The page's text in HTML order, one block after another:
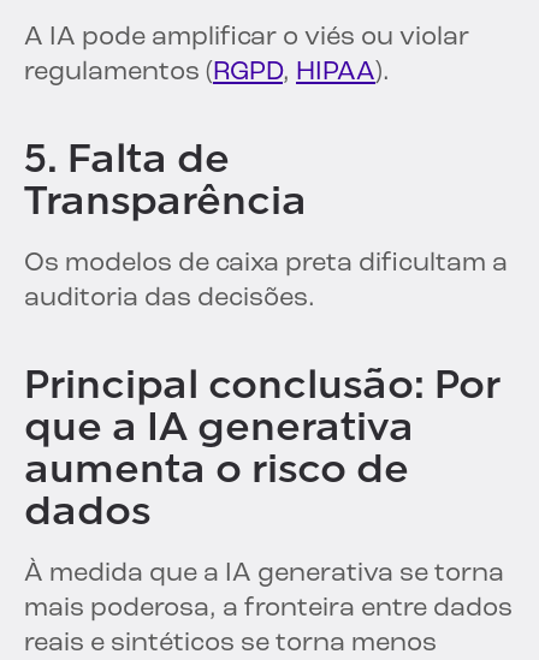
A IA pode amplificar o viés ou violar
regulamentos (RGPD, HIPAA).
5. Falta de
Transparência
Os modelos de caixa preta dificultam a
auditoria das decisões.
Principal conclusão: Por
que a IA generativa
aumenta o risco de
dados
À medida que a IA generativa se torna
mais poderosa, a fronteira entre dados
reais e sintéticos se torna menos